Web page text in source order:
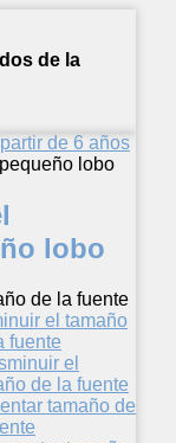
de la
de 6 años
lobo
lobo
de la fuente
el tamaño
fuente
tamaño de